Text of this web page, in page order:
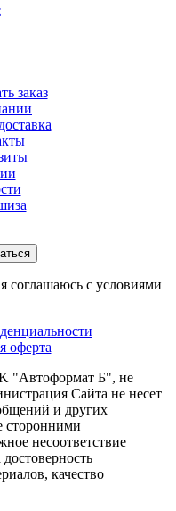
заказ
соглашаюсь с условиями
оферта
"Автоформат Б", не
Сайта не несет
и других
сторонними
несоответствие
качество